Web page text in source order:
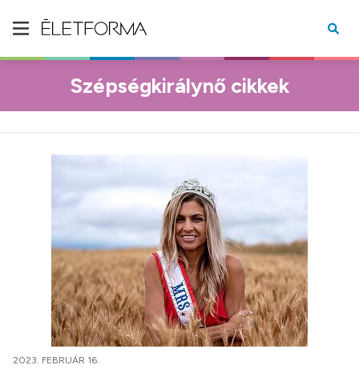
Szépségkirálynő cikkek
2023. FEBRUÁR 16.